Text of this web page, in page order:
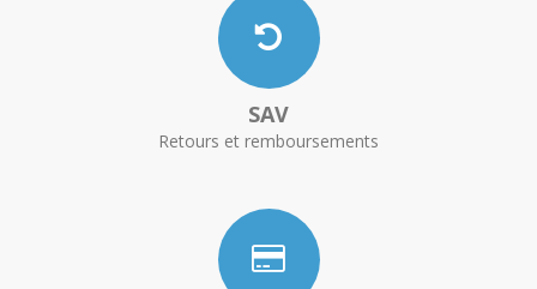
SAV
Retours et remboursements